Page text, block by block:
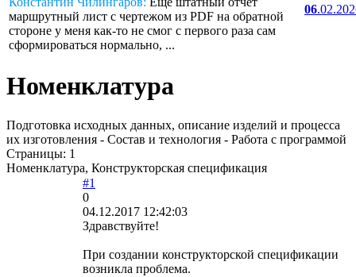
маршрутный лист с чертежом из PDF на обратной
стороне у меня как-то не смог с первого раза сам
сформироваться нормально, ...
06
Номенклатура
Подготовка исходных данных, описание изделий и процесса
их изготовления - Состав и технология - Работа с программой
Страницы: 1
Номенклатура, Конструкторская спецификация
#1
0
04.12.2017 12:42:03
Здравствуйте!
При создании конструкторской спецификации
возникла проблема.